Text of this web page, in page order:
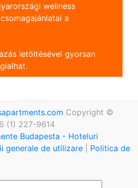
wellness
a
letöltésével gyorsan
Copyright ©
(1) 227-9614
Budapesta - Hoteluri
generale de utilizare
Politica de